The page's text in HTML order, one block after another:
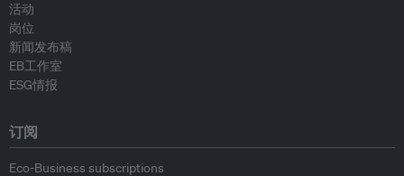
活动
岗位
新闻发布稿
EB工作室
ESG情报
订阅
Eco-Business subscriptions